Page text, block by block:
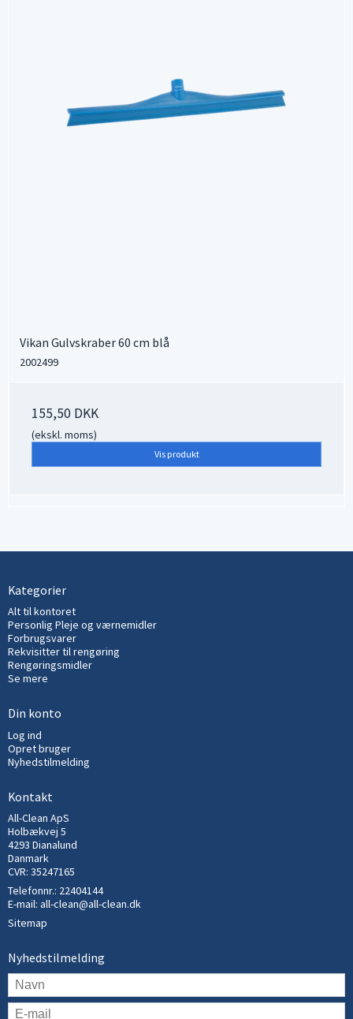
Vikan Gulvskraber 60 cm blå
2002499
155,50 DKK
(ekskl. moms)
Vis produkt
Kategorier
Alt til kontoret
Personlig Pleje og værnemidler
Forbrugsvarer
Rekvisitter til rengøring
Rengøringsmidler
Se mere
Din konto
Log ind
Opret bruger
Nyhedstilmelding
Kontakt
All-Clean ApS
Holbækvej 5
4293 Dianalund
Danmark
CVR: 35247165
Telefonnr.: 22404144
E-mail: all-clean@all-clean.dk
Sitemap
Nyhedstilmelding